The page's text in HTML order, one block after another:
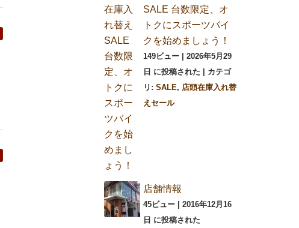
SALE 台数限定、オ
トクにスポーツバイ
クを始めましょう！
149ビュー| 2026年5月29
日 に投稿された
カテゴ
リ: SALE, 店頭在庫入れ替
えセール
店舗情報
45ビュー| 2016年12月16
日 に投稿された